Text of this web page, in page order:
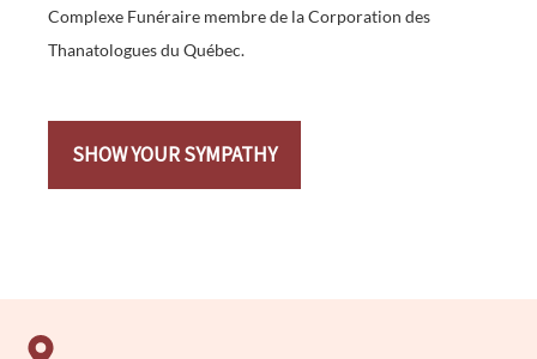
Complexe Funéraire membre de la Corporation des
Thanatologues du Québec.
SHOW YOUR SYMPATHY